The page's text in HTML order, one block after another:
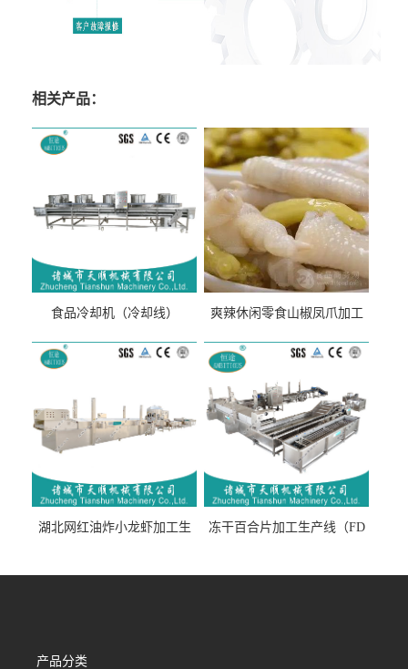
相关产品：
食品冷却机（冷却线）
爽辣休闲零食山椒凤爪加工
流水线）
湖北网红油炸小龙虾加工生
线）
冻干百合片加工生产线（FD
线）
产品分类